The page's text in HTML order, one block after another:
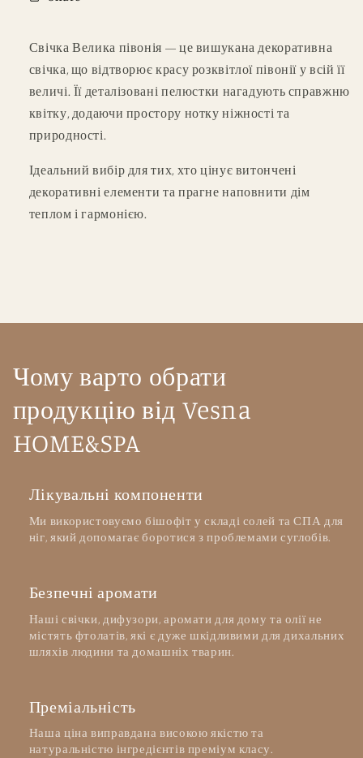
Свічка Велика півонія — це вишукана декоративна
свічка, що відтворює красу розквітлої півонії у всій її
величі. Її деталізовані пелюстки нагадують справжню
квітку, додаючи простору нотку ніжності та
природності.
Ідеальний вибір для тих, хто цінує витончені
декоративні елементи та прагне наповнити дім
теплом і гармонією.
Чому варто обрати
продукцію від Vesna
HOME&SPA
Лікувальні компоненти
Ми використовуємо бішофіт у складі солей та СПА для
ніг, який допомагає боротися з проблемами суглобів.
Безпечні аромати
Наші свічки, дифузори, аромати для дому та олії не
містять фтолатів, які є дуже шкідливими для дихальних
шляхів людини та домашніх тварин.
Преміальність
Наша ціна виправдана високою якістю та
натуральністю інгредієнтів преміум класу.